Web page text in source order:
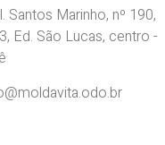
Santos Marinho, nº 190,
Ed. São Lucas, centro -